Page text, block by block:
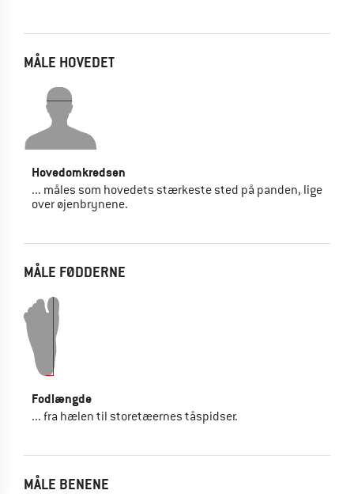
MÅLE HOVEDET
Hovedomkredsen
... måles som hovedets stærkeste sted på panden, lige
over øjenbrynene.
MÅLE FØDDERNE
Fodlængde
... fra hælen til storetæernes tåspidser.
MÅLE BENENE